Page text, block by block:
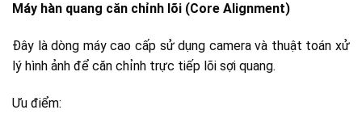
Máy hàn quang căn chỉnh lõi (Core Alignment)
Đây là dòng máy cao cấp sử dụng camera và thuật toán xử
lý hình ảnh để căn chỉnh trực tiếp lõi sợi quang.
Ưu điểm: